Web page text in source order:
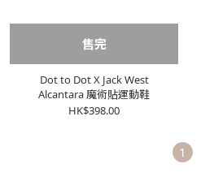
售完
Dot to Dot X Jack West
Alcantara 魔術貼運動鞋
HK$398.00
1